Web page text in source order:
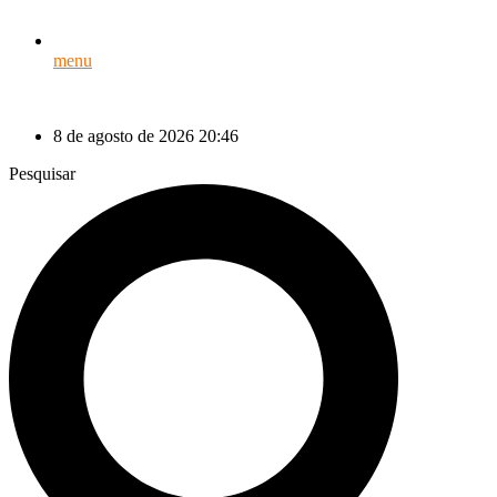
menu
8 de agosto de 2026 20:46
Pesquisar